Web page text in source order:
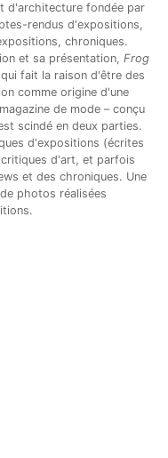
d'architecture fondée par
rendus d'expositions,
chroniques.
et sa présentation, Frog
fait la raison d'être des
comme origine d'une
de mode – conçu
scindé en deux parties.
d'expositions (écrites
d'art, et parfois
et des chroniques. Une
photos réalisées